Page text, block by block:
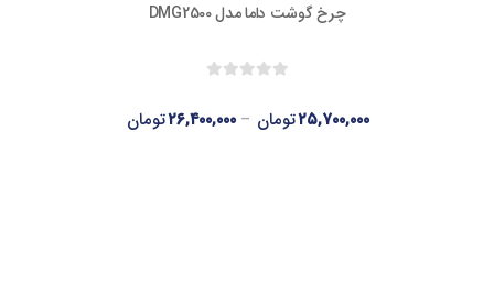
چرخ گوشت داما مدل DMG2500
تومان۲۶,۴۰۰,۰۰۰ – تومان۲۵,۷۰۰,۰۰۰